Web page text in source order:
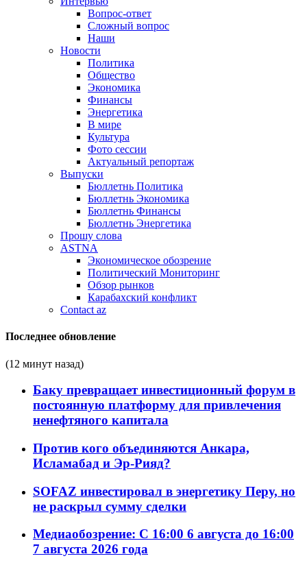
Вопрос-ответ
Сложный вопрос
Наши
Новости
Политика
Общество
Экономика
Финансы
Энергетика
В мире
Культура
Фото сессии
Актуальный репортаж
Выпуски
Бюллетнь Политика
Бюллетнь Экономика
Бюллетнь Финансы
Бюллетнь Энергетика
Прошу слова
ASTNA
Экономическое обозрение
Политический Мониторинг
Обзор рынков
Карабахский конфликт
Contact az
Последнее обновление
(12 минут назад)
Баку превращает инвестиционный форум в
постоянную платформу для привлечения
ненефтяного капитала
Против кого объединяются Анкара,
Исламабад и Эр-Рияд?
SOFAZ инвестировал в энергетику Перу, но
не раскрыл сумму сделки
Медиаобозрение: С 16:00 6 августа до 16:00
7 августа 2026 года